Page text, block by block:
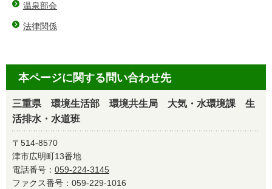
温泉部会
法律関係
本ページに関する問い合わせ先
三重県 環境生活部 環境共生局 大気・水環境課 生
活排水・水道班
〒514-8570
津市広明町13番地
電話番号： 059-224-3145
ファクス番号：059-229-1016